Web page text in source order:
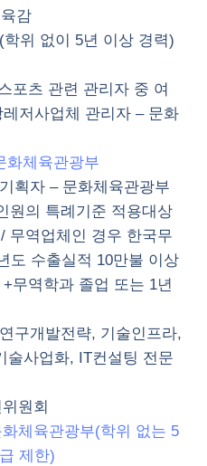
감
위 없이 5년 이상 경력)
포츠 관련 관리자 중 여
저사업체 관리자 – 문화
화체육관광부
획자 – 문화체육관광부
원의 특례기준 적용대상
무역업체인 경우 한국무
도 수출실적 10만불 이상
무역학과 졸업 또는 1년
구개발전략, 기술인프라,
술사업화, IT컨설팅 전문
원회
체육관광부(학위 없는 5
제한)